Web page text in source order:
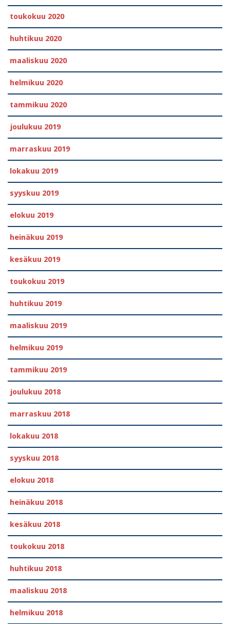
toukokuu 2020
huhtikuu 2020
maaliskuu 2020
helmikuu 2020
tammikuu 2020
joulukuu 2019
marraskuu 2019
lokakuu 2019
syyskuu 2019
elokuu 2019
heinäkuu 2019
kesäkuu 2019
toukokuu 2019
huhtikuu 2019
maaliskuu 2019
helmikuu 2019
tammikuu 2019
joulukuu 2018
marraskuu 2018
lokakuu 2018
syyskuu 2018
elokuu 2018
heinäkuu 2018
kesäkuu 2018
toukokuu 2018
huhtikuu 2018
maaliskuu 2018
helmikuu 2018